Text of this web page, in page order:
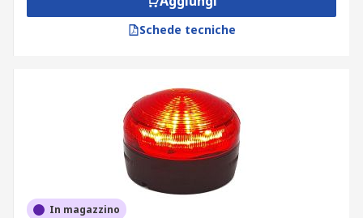
Schede tecniche
In magazzino